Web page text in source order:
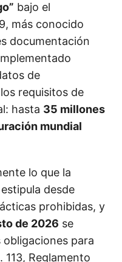
bajo el
más conocido
documentación
de
requisitos de
hasta 35 millones
mundial
lo que la
desde
prohibidas, y
de 2026 se
obligaciones para
113, Reglamento